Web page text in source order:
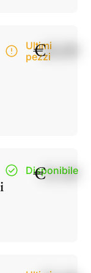
Ultimi
pezzi
€40,00
Disponibile
€15,50